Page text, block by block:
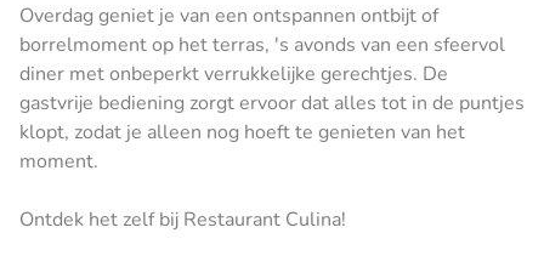
Overdag geniet je van een ontspannen ontbijt of
borrelmoment op het terras, 's avonds van een sfeervol
diner met onbeperkt verrukkelijke gerechtjes. De
gastvrije bediening zorgt ervoor dat alles tot in de puntjes
klopt, zodat je alleen nog hoeft te genieten van het
moment.
Ontdek het zelf bij Restaurant Culina!